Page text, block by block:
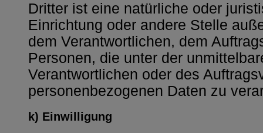
Dritter ist eine natürliche oder
Einrichtung oder andere Stelle
dem Verantwortlichen, dem
Personen, die unter der
Verantwortlichen oder des
personenbezogenen Daten zu
k) Einwilligung